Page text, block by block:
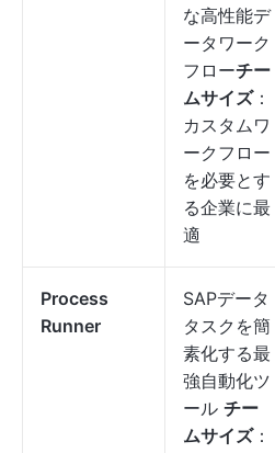
な高性能デ
ータワーク
フローチー
ムサイズ：
カスタムワ
ークフロー
を必要とす
る企業に最
適
Process
Runner
SAPデータ
タスクを簡
素化する最
強自動化ツ
ール チー
ムサイズ：